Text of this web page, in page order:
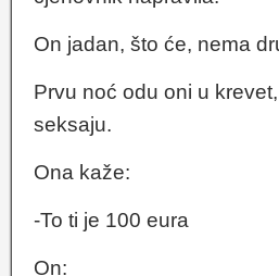
On jadan, što će, nema
Prvu noć odu oni u
seksaju.
Ona kaže:
-To ti je 100 eura
On: